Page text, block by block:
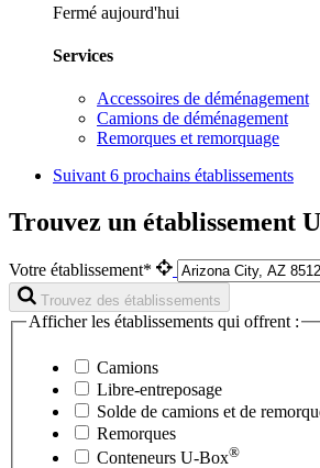
Fermé aujourd'hui
Services
Accessoires de déménagement
Camions de déménagement
Remorques et remorquage
Suivant 6 prochains établissements
Trouvez un établissement
Votre établissement*
Trouvez des établissements
Afficher les établissements qui offrent :
Camions
Libre-entreposage
Solde de camions et de
Remorques
Conteneurs U-Box®